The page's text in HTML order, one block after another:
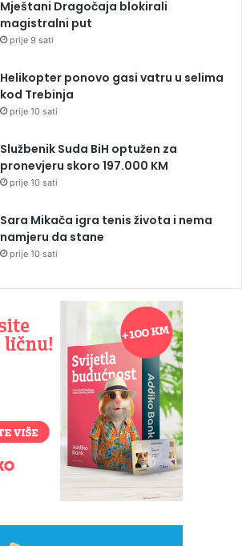
Mještani Dragočaja blokirali
magistralni put
prije 9 sati
Helikopter ponovo gasi vatru u selima
kod Trebinja
prije 10 sati
Službenik Suda BiH optužen za
pronevjeru skoro 197.000 KM
prije 10 sati
Sara Mikača igra tenis života i nema
namjeru da stane
prije 10 sati